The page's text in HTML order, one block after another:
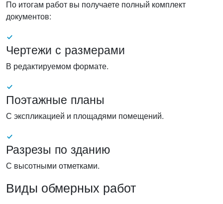
По итогам работ вы получаете полный комплект
документов:
Чертежи с размерами
В редактируемом формате.
Поэтажные планы
С экспликацией и площадями помещений.
Разрезы по зданию
С высотными отметками.
Виды обмерных работ